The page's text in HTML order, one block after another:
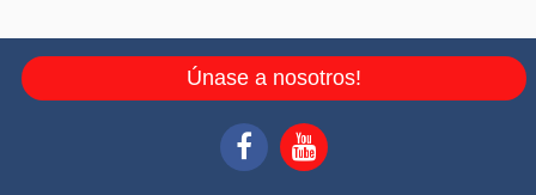
Únase a nosotros!